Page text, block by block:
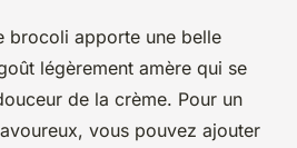
brocoli apporte une belle
légèrement amère qui se
de la crème. Pour un
vous pouvez ajouter